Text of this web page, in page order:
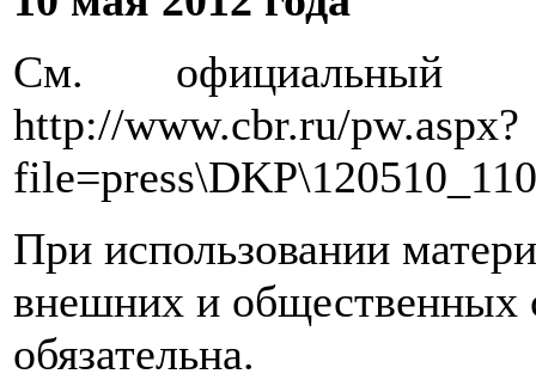
См.
http://www.cbr.ru/pw.aspx?
При использовании
внешних и общественных
обязательна.